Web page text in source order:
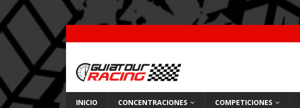
INICIO CONCENTRACIONES COMPETICIONES